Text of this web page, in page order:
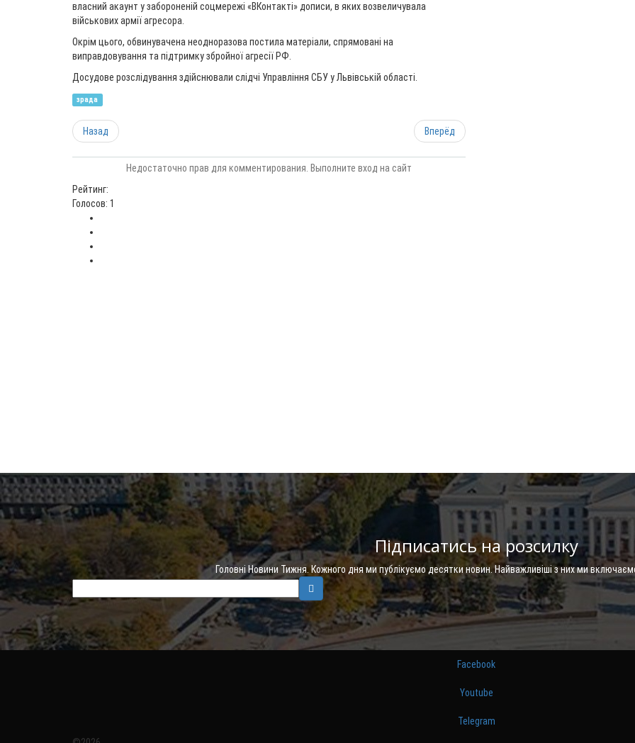
власний акаунт у забороненій соцмережі «ВКонтакті» дописи, в яких возвеличувала
військових армії агресора.
Окрім цього, обвинувачена неодноразова постила матеріали, спрямовані на
виправдовування та підтримку збройної агресії РФ.
Досудове розслідування здійснювали слідчі Управління СБУ у Львівській області.
зрада
Назад Вперёд
Недостаточно прав для комментирования. Выполните вход на сайт
Рейтинг:
Голосов: 1
Підписатись на розсилку
Головні Новини Тижня. Кожного дня ми публікуємо десятки новин. Найважливіші з них ми
Facebook
Youtube
Telegram